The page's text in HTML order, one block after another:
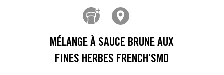
MÉLANGE À SAUCE BRUNE AUX
FINES HERBES FRENCH’SMD